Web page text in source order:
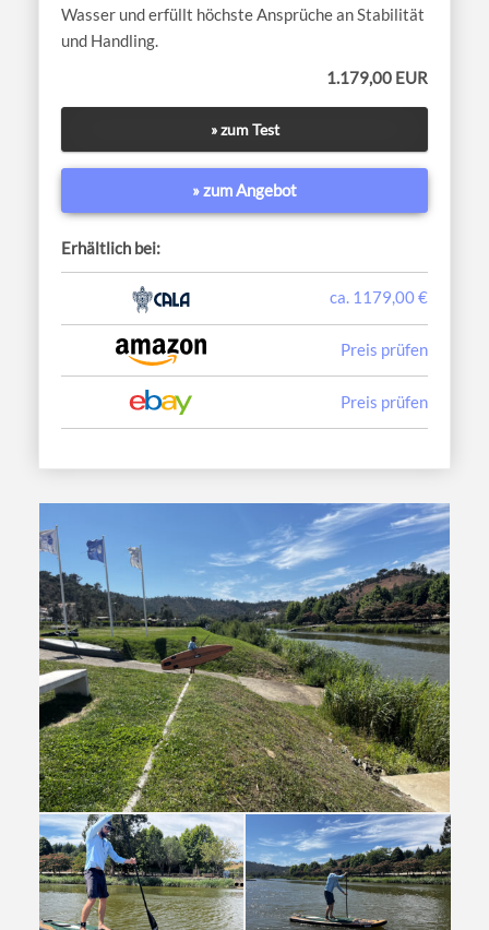
Wasser und erfüllt höchste Ansprüche an Stabilität
und Handling.
1.179,00 EUR
» zum Test
» zum Angebot
Erhältlich bei:
ca. 1179,00 €
Preis prüfen
Preis prüfen